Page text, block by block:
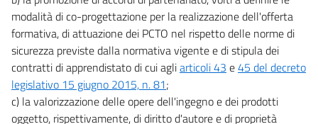
modalità di co-progettazione per la realizzazione dell'offerta
formativa, di attuazione dei PCTO nel rispetto delle norme di
sicurezza previste dalla normativa vigente e di stipula dei
contratti di apprendistato di cui agliarticoli 43 e45 del decreto
legislativo 15 giugno 2015, n. 81;
c) la valorizzazione delle opere dell'ingegno e dei prodotti
oggetto, rispettivamente, di diritto d'autore e di proprietà